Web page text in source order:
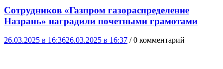
Сотрудников «Газпром газораспределение
Назрань» наградили почетными грамотами
26.03.2025 в 16:3626.03.2025 в 16:37 / 0 комментарий